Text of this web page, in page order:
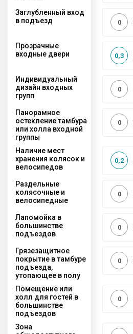
Заглубленный вход
в подъезд
0
Прозрачные
входные двери
0,3
Индивидуальный
дизайн входных
групп
0
Панорамное
остекление тамбура
или холла входной
группы
0
Наличие мест
хранения колясок и
велосипедов
0,2
Раздельные
колясочные и
велосипедные
0
Лапомойка в
большинстве
подъездов
0
Грязезащитное
покрытие в тамбуре
подъезда,
утопающее в полу
0
Помещение или
холл для гостей в
большинстве
подъездов
0
Зона